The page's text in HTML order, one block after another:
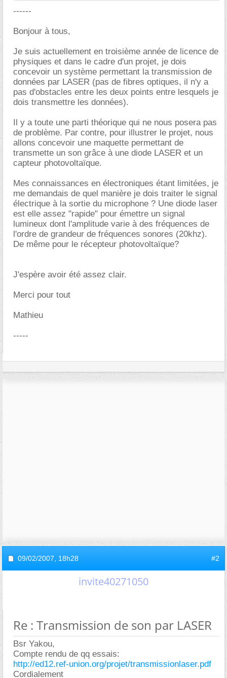
------
Bonjour à tous,
Je suis actuellement en troisième année de licence de
physiques et dans le cadre d'un projet, je dois
concevoir un système permettant la transmission de
données par LASER (pas de fibres optiques, il n'y a
pas d'obstacles entre les deux points entre lesquels je
dois transmettre les données).
Il y a toute une parti théorique qui ne nous posera pas
de problème. Par contre, pour illustrer le projet, nous
allons concevoir une maquette permettant de
transmette un son grâce à une diode LASER et un
capteur photovoltaïque.
Mes connaissances en électroniques étant limitées, je
me demandais de quel manière je dois traiter le signal
électrique à la sortie du microphone ? Une diode laser
est elle assez "rapide" pour émettre un signal
lumineux dont l'amplitude varie à des fréquences de
l'ordre de grandeur de fréquences sonores (20khz).
De même pour le récepteur photovoltaïque?
J'espère avoir été assez clair.
Merci pour tout
Mathieu
-----
09/02/2007, 18h28 #2
invite40271050
Re : Transmission de son par LASER
Bsr Yakou,
Compte rendu de qq essais:
http://ed12.ref-union.org/projet/transmissionlaser.pdf
Cordialement